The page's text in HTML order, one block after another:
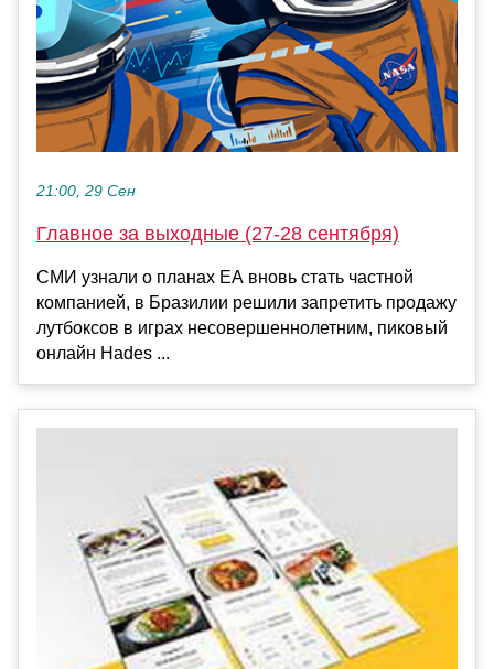
21:00, 29 Сен
Главное за выходные (27-28 сентября)
СМИ узнали о планах EA вновь стать частной
компанией, в Бразилии решили запретить продажу
лутбоксов в играх несовершеннолетним, пиковый
онлайн Hades ...